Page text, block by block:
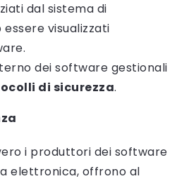
dal sistema di
visualizzati
dei software gestionali
di sicurezza.
i produttori dei software
elettronica, offrono al